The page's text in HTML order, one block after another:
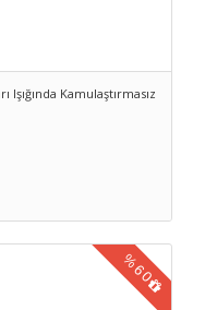
Kamulaştırmasız
%
60